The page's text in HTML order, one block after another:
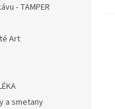
- TAMPER
Art
a smetany